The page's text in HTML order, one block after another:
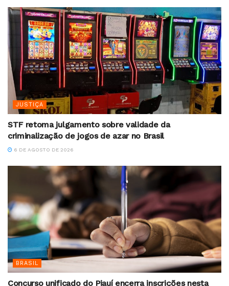
JUSTIÇA
STF retoma julgamento sobre validade da
criminalização de jogos de azar no Brasil
6 DE AGOSTO DE 2026
BRASIL
Concurso unificado do Piauí encerra inscrições nesta